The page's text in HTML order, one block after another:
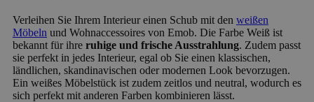
Verleihen Sie Ihrem Interieur einen Schub mit den weißen
Möbeln und Wohnaccessoires von Emob. Die Farbe Weiß ist
bekannt für ihre ruhige und frische Ausstrahlung. Zudem passt
sie perfekt in jedes Interieur, egal ob Sie einen klassischen,
ländlichen, skandinavischen oder modernen Look bevorzugen.
Ein weißes Möbelstück ist zudem zeitlos und neutral, wodurch es
sich perfekt mit anderen Farben kombinieren lässt.